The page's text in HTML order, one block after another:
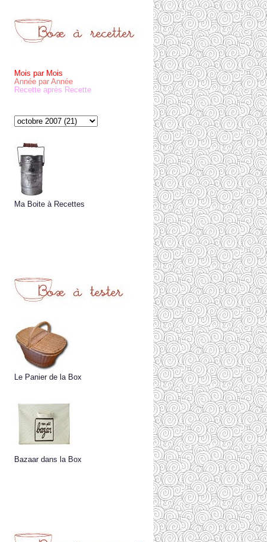
Mois par Mois
Année par Année
Recette après Recette
Ma Boite à Recettes
Le Panier de la Box
Bazaar dans la Box